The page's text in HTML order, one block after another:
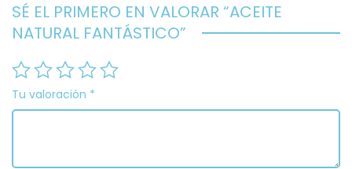
SÉ EL PRIMERO EN VALORAR “ACEITE
NATURAL FANTÁSTICO”
Tu valoración *